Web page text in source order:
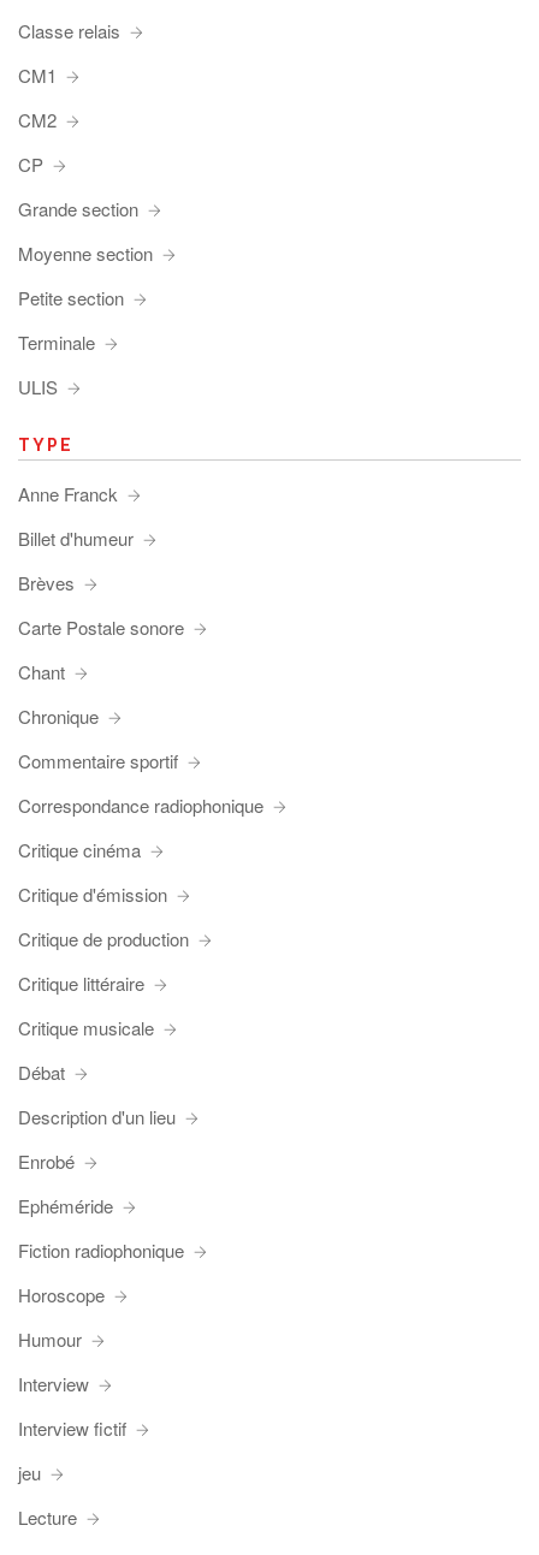
Classe relais
CM1
CM2
CP
Grande section
Moyenne section
Petite section
Terminale
ULIS
TYPE
Anne Franck
Billet d'humeur
Brèves
Carte Postale sonore
Chant
Chronique
Commentaire sportif
Correspondance radiophonique
Critique cinéma
Critique d'émission
Critique de production
Critique littéraire
Critique musicale
Débat
Description d'un lieu
Enrobé
Ephéméride
Fiction radiophonique
Horoscope
Humour
Interview
Interview fictif
jeu
Lecture